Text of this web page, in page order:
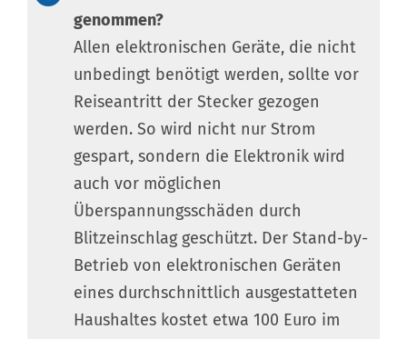
genommen?
Allen elektronischen Geräte, die nicht
unbedingt benötigt werden, sollte vor
Reiseantritt der Stecker gezogen
werden. So wird nicht nur Strom
gespart, sondern die Elektronik wird
auch vor möglichen
Überspannungsschäden durch
Blitzeinschlag geschützt. Der Stand-by-
Betrieb von elektronischen Geräten
eines durchschnittlich ausgestatteten
Haushaltes kostet etwa 100 Euro im